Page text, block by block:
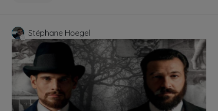
Stéphane Hoegel